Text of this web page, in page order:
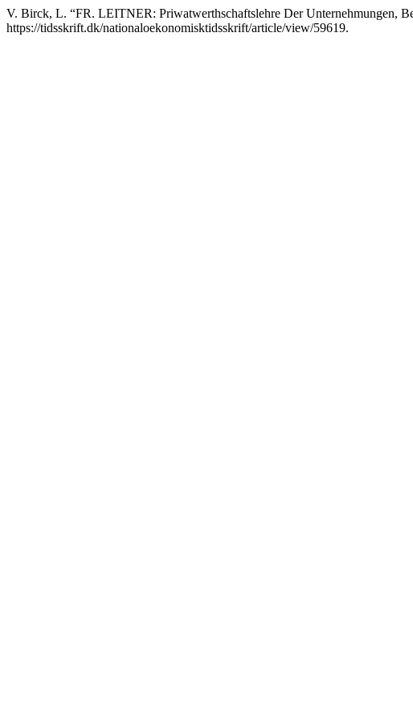
V. Birck, L. “FR. LEITNER: Priwatwerthschaftslehre Der Unternehmungen,
https://tidsskrift.dk/nationaloekonomisktidsskrift/article/view/59619.